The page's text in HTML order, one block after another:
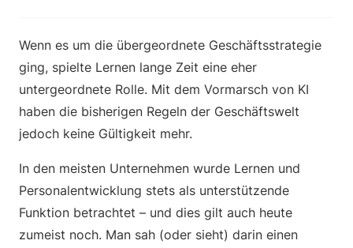
Wenn es um die übergeordnete Geschäftsstrategie
ging, spielte Lernen lange Zeit eine eher
untergeordnete Rolle. Mit dem Vormarsch von KI
haben die bisherigen Regeln der Geschäftswelt
jedoch keine Gültigkeit mehr.
In den meisten Unternehmen wurde Lernen und
Personalentwicklung stets als unterstützende
Funktion betrachtet – und dies gilt auch heute
zumeist noch. Man sah (oder sieht) darin einen